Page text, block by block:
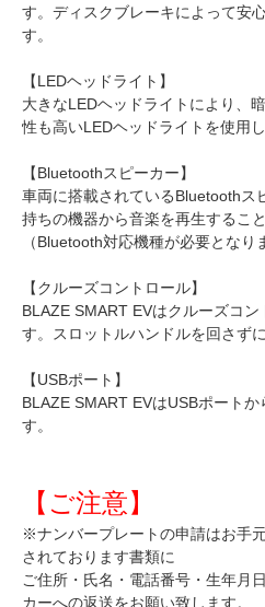
す。ディスクブレーキによって安
す。
【LEDヘッドライト】
大きなLEDヘッドライトにより、
性も高いLEDヘッドライトを使用し
【Bluetoothスピーカー】
車両に搭載されているBluetoothス
持ちの機器から音楽を再生するこ
（Bluetooth対応機種が必要となり
【クルーズコントロール】
BLAZE SMART EVはクルーズコ
す。スロットルハンドルを回さず
【USBポート】
BLAZE SMART EVはUSBポート
す。
【ご注意】
※ナンバープレートの申請はお手
されております書類に
ご住所・氏名・電話番号・生年月
カーへの返送をお願い致します。